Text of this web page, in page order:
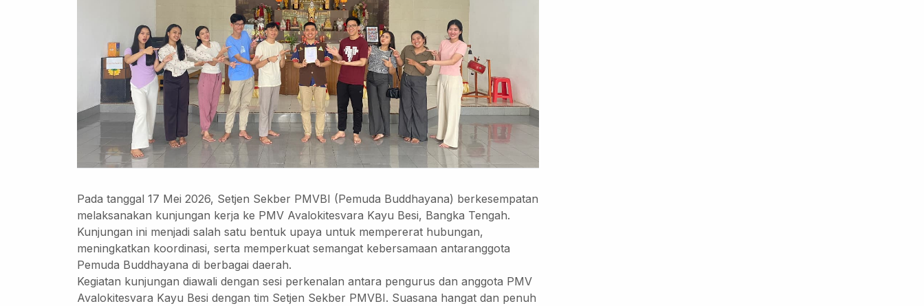
Pada tanggal 17 Mei 2026, Setjen Sekber PMVBI (Pemuda Buddhayana) berkesempatan
melaksanakan kunjungan kerja ke PMV Avalokitesvara Kayu Besi, Bangka Tengah.
Kunjungan ini menjadi salah satu bentuk upaya untuk mempererat hubungan,
meningkatkan koordinasi, serta memperkuat semangat kebersamaan antaranggota
Pemuda Buddhayana di berbagai daerah.
Kegiatan kunjungan diawali dengan sesi perkenalan antara pengurus dan anggota PMV
Avalokitesvara Kayu Besi dengan tim Setjen Sekber PMVBI. Suasana hangat dan penuh